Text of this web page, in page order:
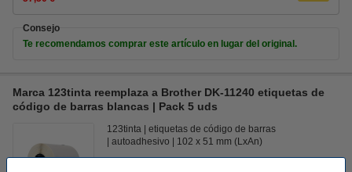
Consejo
Te recomendamos comprar este artículo en lugar del original.
Marca 123tinta reemplaza a Brother DK-11240 etiquetas de
código de barras blancas | Pack 5 uds
123tinta
etiquetas de código de barras
autoadhesivo
102 x 51 mm (LxAn)